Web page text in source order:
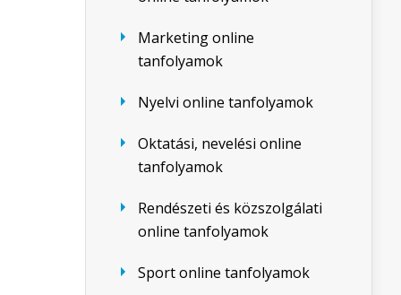
Marketing online
tanfolyamok
Nyelvi online tanfolyamok
Oktatási, nevelési online
tanfolyamok
Rendészeti és közszolgálati
online tanfolyamok
Sport online tanfolyamok